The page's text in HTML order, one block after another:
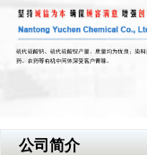
公司简介